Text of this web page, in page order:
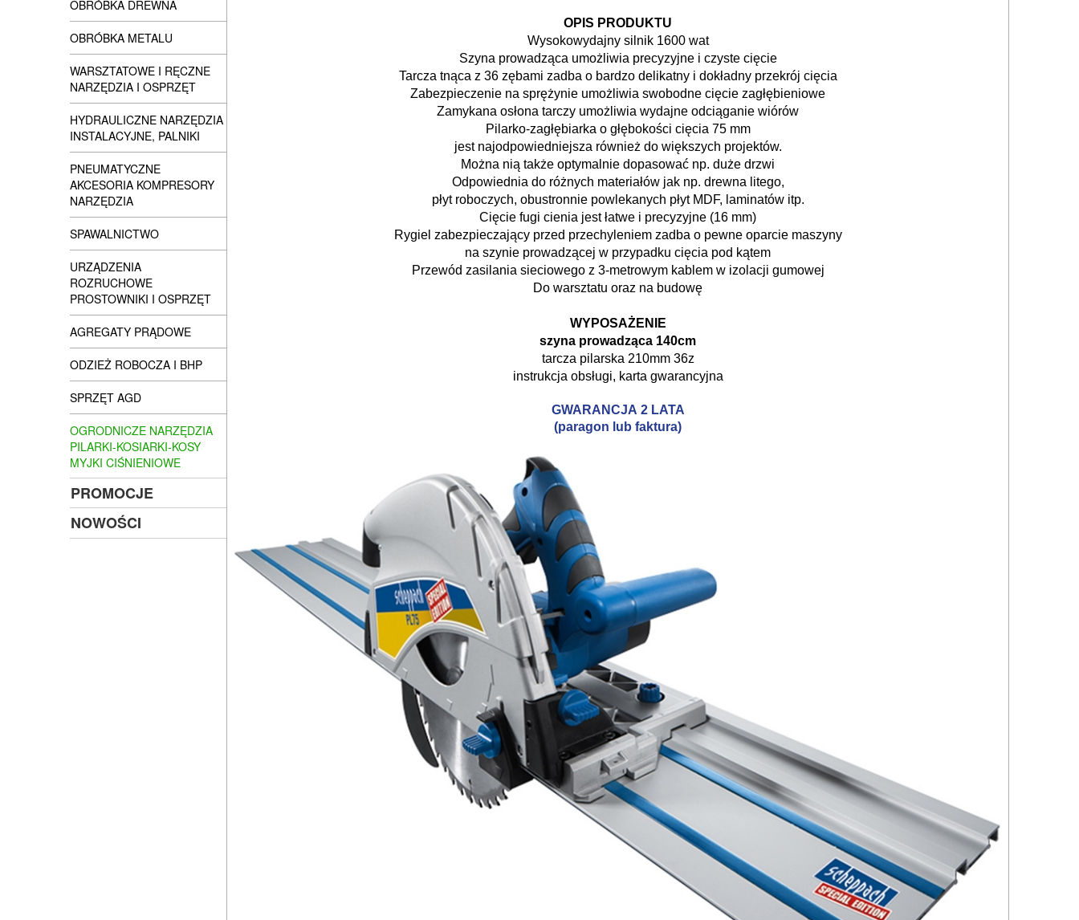
OBRÓBKA DREWNA
OBRÓBKA METALU
WARSZTATOWE I RĘCZNE
NARZĘDZIA I OSPRZĘT
HYDRAULICZNE NARZĘDZIA
INSTALACYJNE, PALNIKI
PNEUMATYCZNE
AKCESORIA KOMPRESORY
NARZĘDZIA
SPAWALNICTWO
URZĄDZENIA
ROZRUCHOWE
PROSTOWNIKI I OSPRZĘT
AGREGATY PRĄDOWE
ODZIEŻ ROBOCZA I BHP
SPRZĘT AGD
OGRODNICZE NARZĘDZIA
PILARKI-KOSIARKI-KOSY
MYJKI CIŚNIENIOWE
PROMOCJE
NOWOŚCI
OPIS PRODUKTU
Wysokowydajny silnik 1600 wat
Szyna prowadząca umożliwia precyzyjne i czyste cięcie
Tarcza tnąca z 36 zębami zadba o bardzo delikatny i dokładny przekrój cięcia
Zabezpieczenie na sprężynie umożliwia swobodne cięcie zagłębieniowe
Zamykana osłona tarczy umożliwia wydajne odciąganie wiórów
Pilarko-zagłębiarka o głębokości cięcia 75 mm
jest najodpowiedniejsza również do większych projektów.
Można nią także optymalnie dopasować np. duże drzwi
Odpowiednia do różnych materiałów jak np. drewna litego,
płyt roboczych, obustronnie powlekanych płyt MDF, laminatów itp.
Cięcie fugi cienia jest łatwe i precyzyjne (16 mm)
Rygiel zabezpieczający przed przechyleniem zadba o pewne oparcie maszyny
na szynie prowadzącej w przypadku cięcia pod kątem
Przewód zasilania sieciowego z 3-metrowym kablem w izolacji gumowej
Do warsztatu oraz na budowę
WYPOSAŻENIE
szyna prowadząca 140cm
tarcza pilarska 210mm 36z
instrukcja obsługi, karta gwarancyjna
GWARANCJA 2 LATA
(paragon lub faktura)